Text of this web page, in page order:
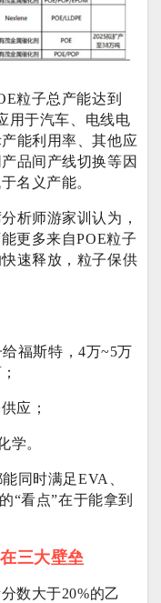
粒子总产能达到
用于汽车、电线电
能利用率、其他应
品间产线切换等因
名义产能。
析师游家训认为，
更多来自POE粒子
速释放，粒子保供
福斯特，4万~5万
应；
学。
同时满足EVA、
“看点”在于能拿到
三大壁垒
数大于20%的乙